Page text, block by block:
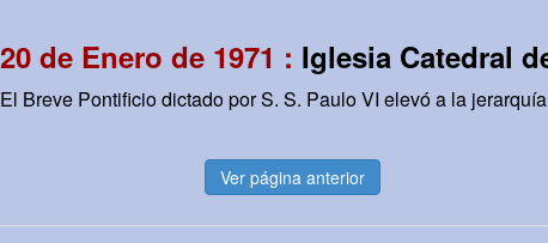
20 de Enero de 1971 : Iglesia Catedral
El Breve Pontificio dictado por S. S. Paulo VI elevó a la
Ver página anterior